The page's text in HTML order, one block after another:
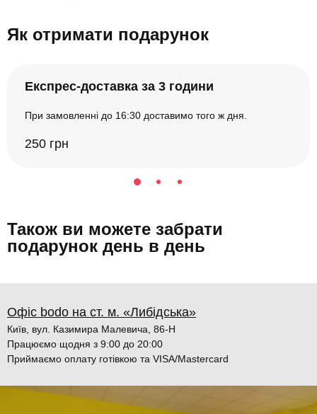
Як отримати подарунок
Експрес-доставка за 3 години
При замовленні до 16:30 доставимо того ж дня.
250 грн
Також ви можете забрати
подарунок день в день
Офіс bodo на ст. м. «Либідська»
Київ, вул. Казимира Малевича, 86-Н
Працюємо щодня з 9:00 до 20:00
Приймаємо оплату готівкою та VISA/Mastercard